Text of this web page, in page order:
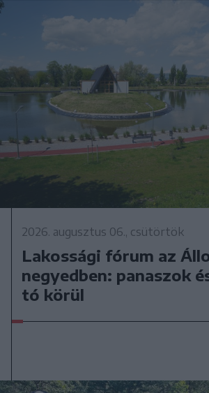
2026. augusztus 06., csütörtök
Lakossági fórum az
negyedben: panaszok
tó körül